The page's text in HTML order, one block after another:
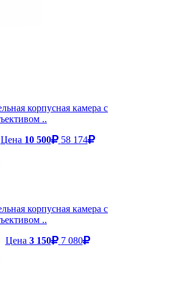
корпусная камера с
..
Цена 10 500 58 174
корпусная камера с
..
Цена 3 150 7 080